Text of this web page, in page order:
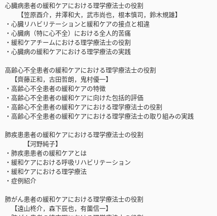
心臓病患者の緩和ケアにおける理学療法士の役割
【笠原酉介，井澤和大，武市尚也，根本慎司，鈴木規雄】
・心臓リハビリテーションと緩和ケアの接点と相違
・心臓病（特に心不全）における全人的苦痛
・緩和ケアチームにおける理学療法士の役割
・心臓病の緩和ケアにおける理学療法の実践
高齢心不全患者の緩和ケアにおける理学療法士の役割
【齊藤正和，古田哲朗，鬼村優一】
・高齢心不全患者の緩和ケアの特徴
・高齢心不全患者の緩和ケアに向けた包括的評価
・高齢心不全患者の緩和ケアにおける理学療法士の役割
・高齢心不全患者の緩和ケアにおける理学療法士の取り組みの実践
肺疾患患者の緩和ケアにおける理学療法士の役割
【河野純子】
・肺疾患患者の緩和ケアとは
・緩和ケアにおける呼吸リハビリテーション
・緩和ケアにおける理学療法
・症例紹介
肺がん患者の緩和ケアにおける理学療法士の役割
【遠山柊介，森下辰也，有薗信一】